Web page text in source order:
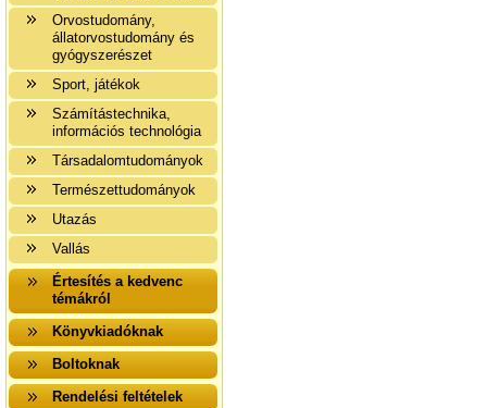
Orvostudomány,
állatorvostudomány és
gyógyszerészet
Sport, játékok
Számítástechnika,
információs technológia
Társadalomtudományok
Természettudományok
Utazás
Vallás
Értesítés a kedvenc
témákról
Könyvkiadóknak
Boltoknak
Rendelési feltételek